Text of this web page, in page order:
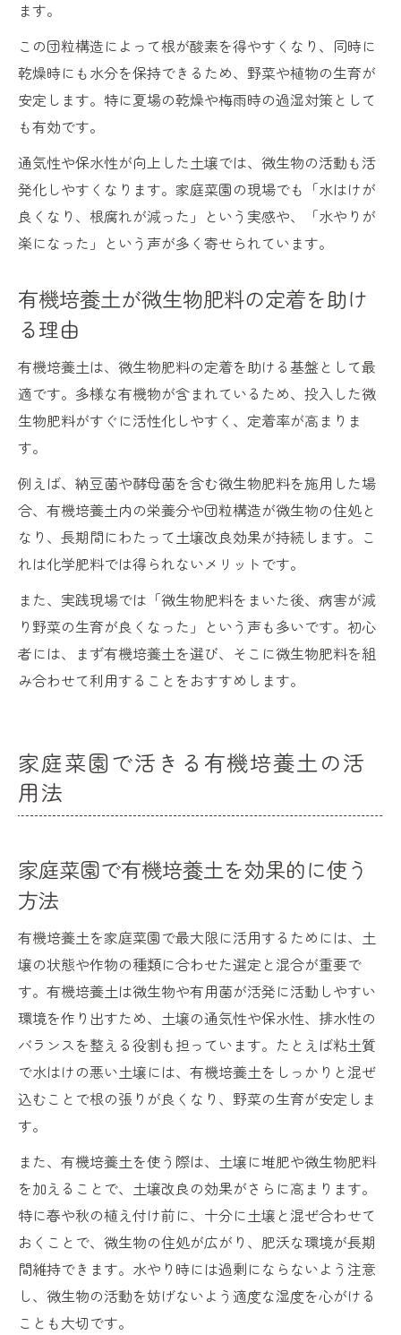
ます。
この団粒構造によって根が酸素を得やすくなり、同時に
乾燥時にも水分を保持できるため、野菜や植物の生育が
安定します。特に夏場の乾燥や梅雨時の過湿対策として
も有効です。
通気性や保水性が向上した土壌では、微生物の活動も活
発化しやすくなります。家庭菜園の現場でも「水はけが
良くなり、根腐れが減った」という実感や、「水やりが
楽になった」という声が多く寄せられています。
有機培養土が微生物肥料の定着を助け
る理由
有機培養土は、微生物肥料の定着を助ける基盤として最
適です。多様な有機物が含まれているため、投入した微
生物肥料がすぐに活性化しやすく、定着率が高まりま
す。
例えば、納豆菌や酵母菌を含む微生物肥料を施用した場
合、有機培養土内の栄養分や団粒構造が微生物の住処と
なり、長期間にわたって土壌改良効果が持続します。こ
れは化学肥料では得られないメリットです。
また、実践現場では「微生物肥料をまいた後、病害が減
り野菜の生育が良くなった」という声も多いです。初心
者には、まず有機培養土を選び、そこに微生物肥料を組
み合わせて利用することをおすすめします。
家庭菜園で活きる有機培養土の活
用法
家庭菜園で有機培養土を効果的に使う
方法
有機培養土を家庭菜園で最大限に活用するためには、土
壌の状態や作物の種類に合わせた選定と混合が重要で
す。有機培養土は微生物や有用菌が活発に活動しやすい
環境を作り出すため、土壌の通気性や保水性、排水性の
バランスを整える役割も担っています。たとえば粘土質
で水はけの悪い土壌には、有機培養土をしっかりと混ぜ
込むことで根の張りが良くなり、野菜の生育が安定しま
す。
また、有機培養土を使う際は、土壌に堆肥や微生物肥料
を加えることで、土壌改良の効果がさらに高まります。
特に春や秋の植え付け前に、十分に土壌と混ぜ合わせて
おくことで、微生物の住処が広がり、肥沃な環境が長期
間維持できます。水やり時には過剰にならないよう注意
し、微生物の活動を妨げないよう適度な湿度を心がける
ことも大切です。